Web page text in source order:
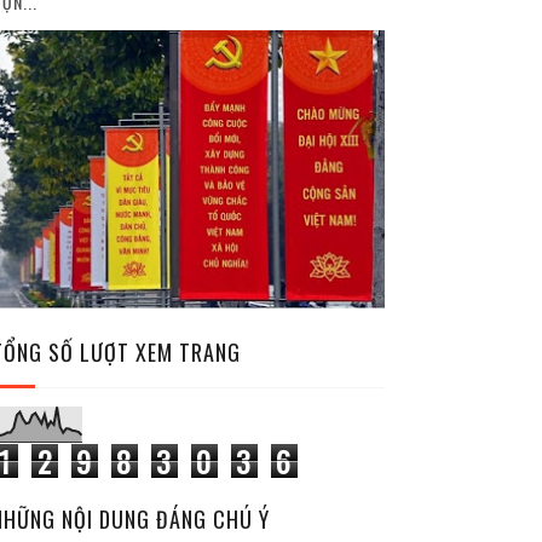
SỐ LƯỢT XEM TRANG
2 9 8 3 0 3 6
NỘI DUNG ĐÁNG CHÚ Ý